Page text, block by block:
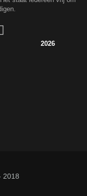
2026
2018